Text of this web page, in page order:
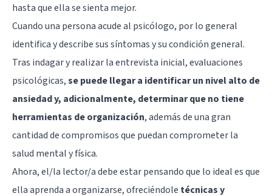
hasta que ella se sienta mejor.
Cuando una persona acude al psicólogo, por lo general
identifica y describe sus síntomas y su condición general.
Tras indagar y realizar la entrevista inicial, evaluaciones
psicológicas,se puede llegar a identificar un nivel alto de
ansiedad y, adicionalmente, determinar que no tiene
herramientas de organización, además de una gran
cantidad de compromisos que puedan comprometer la
salud mental y física.
Ahora, el/la lector/a debe estar pensando que lo ideal es que
ella aprenda a organizarse, ofreciéndole técnicas y